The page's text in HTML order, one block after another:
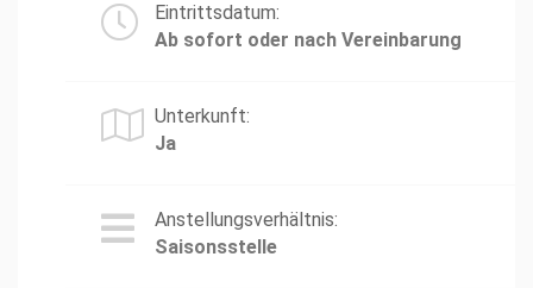
Eintrittsdatum:
Ab sofort oder nach Vereinbarung
Unterkunft:
Ja
Anstellungsverhältnis:
Saisonsstelle